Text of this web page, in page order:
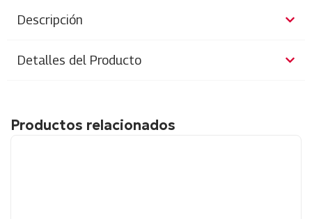
Descripción
Detalles del Producto
Productos relacionados